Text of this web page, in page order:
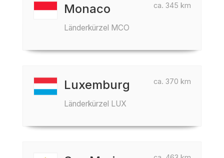
ca. 345 km
Monaco
Länderkürzel MCO
ca. 370 km
Luxemburg
Länderkürzel LUX